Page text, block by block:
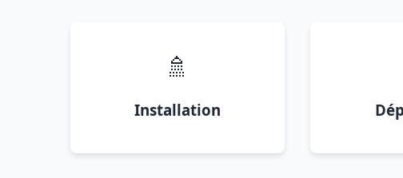
🚿
Installation